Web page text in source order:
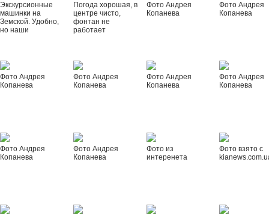
Экскурсионные
машинки на
Земской. Удобно,
но наши
Погода хорошая, в
центре чисто,
фонтан не
работает
Фото Андрея
Копанева
Фото Андрея
Копанева
Фото Андрея
Копанева
Фото Андрея
Копанева
Фото Андрея
Копанева
Фото Андрея
Копанева
Фото Андрея
Копанева
Фото Андрея
Копанева
Фото из
интеренета
Фото взято с